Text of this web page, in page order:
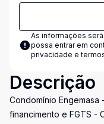
As informações
possa entrar em
privacidade e
Descrição
Condomínio Engemasa
financimento e FGTS -